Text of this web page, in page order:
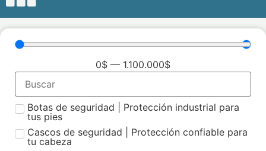
0$ — 1.100.000$
Botas de seguridad | Protección industrial para
tus pies
Cascos de seguridad | Protección confiable para
tu cabeza